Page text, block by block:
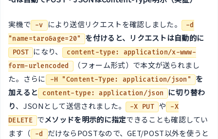
実機で -v により送信リクエストを確認しました。
-d
"name=taro&age=20"
を付けると、リクエストは自動的に
POST になり、 content-type: application/x-www-
form-urlencoded
（フォーム形式）で本文が送られまし
た。さらに
-H "Content-Type: application/json"
を
加えると
content-type: application/json
に切り替わ
り、JSONとして送信されました。 -X PUT や
-X
DELETE でメソッドを明示的に指定できることも確認してい
ます（
-d
だけならPOSTなので、GET/POST以外を使うと